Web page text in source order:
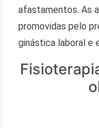
afastamentos. As
promovidas pelo
ginástica laboral e